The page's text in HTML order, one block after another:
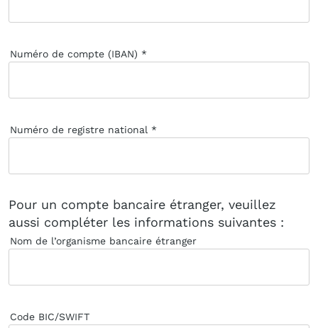
Numéro de compte (IBAN)
Numéro de registre national
Pour un compte bancaire étranger, veuillez
aussi compléter les informations suivantes :
Nom de l’organisme bancaire étranger
Code BIC/SWIFT